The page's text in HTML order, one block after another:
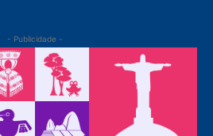
- Publicidade -